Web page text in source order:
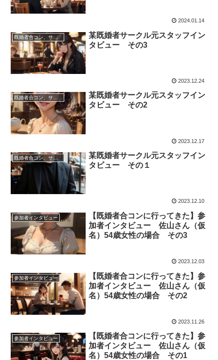
2024.01.14
既婚者合コン、サークル、パーティーについて
某既婚者サークル元スタッフイン
タビュー その3
2023.12.24
既婚者合コン、サークル、パーティーについて
某既婚者サークル元スタッフイン
タビュー その2
2023.12.17
既婚者合コン、サークル、パーティーについて
某既婚者サークル元スタッフイン
タビュー その１
2023.12.10
参加者インタビュー
【既婚者合コンに行ってきた】参
加者インタビュー 佐山さん（仮
名）54歳女性の場合 その3
2023.12.03
参加者インタビュー
【既婚者合コンに行ってきた】参
加者インタビュー 佐山さん（仮
名）54歳女性の場合 その2
2023.11.26
参加者インタビュー
【既婚者合コンに行ってきた】参
加者インタビュー 佐山さん（仮
名）54歳女性の場合 その1